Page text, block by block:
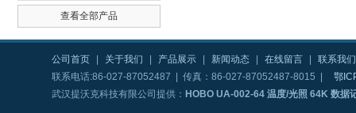
查看全部产品
公司首页 关于我们 产品展示 新闻动态 在线留言
联系我们
联系电话:86-027-87052487 | 传真：86-027-87052487-8015 |
鄂
武汉提沃克科技有限公司提供： HOBO UA-002-64 温度/光照 64K 数据